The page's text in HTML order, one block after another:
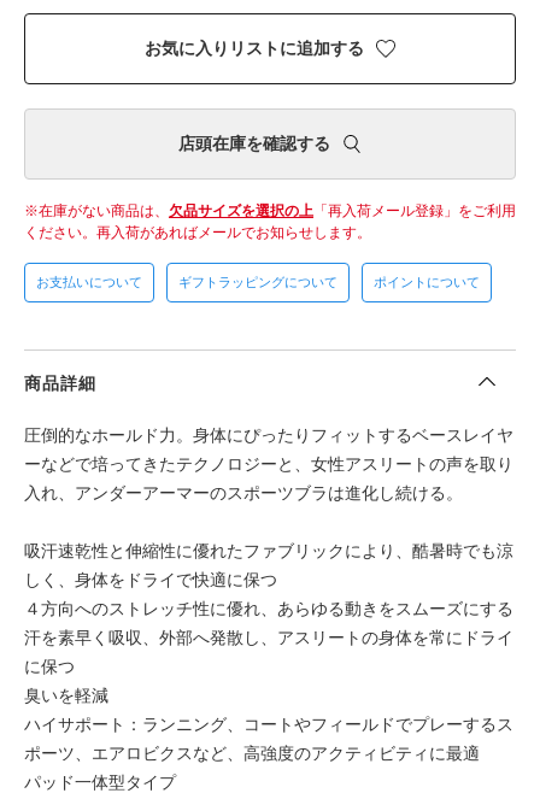
お気に入りリストに追加する
店頭在庫を確認する
在庫がない商品は、 欠品サイズを選択の上 「再入荷メール登録」をご利用
ください。 再入荷があればメールでお知らせします。
お支払いについて ギフトラッピングについて ポイントについて
商品詳細
圧倒的なホールド力。身体にぴったりフィットするベースレイヤ
ーなどで培ってきたテクノロジーと、女性アスリートの声を取り
入れ、アンダーアーマーのスポーツブラは進化し続ける。
吸汗速乾性と伸縮性に優れたファブリックにより、酷暑時でも涼
しく、身体をドライで快適に保つ
４方向へのストレッチ性に優れ、あらゆる動きをスムーズにする
汗を素早く吸収、外部へ発散し、アスリートの身体を常にドライ
に保つ
臭いを軽減
ハイサポート：ランニング、コートやフィールドでプレーするス
ポーツ、エアロビクスなど、高強度のアクティビティに最適
パッド一体型タイプ